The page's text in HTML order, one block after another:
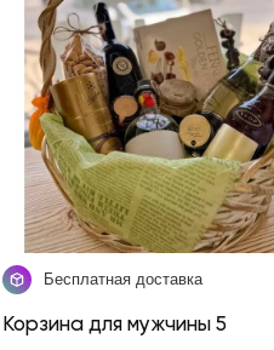
Бесплатная доставка
Корзина для мужчины 5